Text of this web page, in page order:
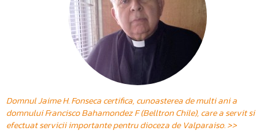
Domnul Jaime H. Fonseca certifica, cunoasterea de multi ani a
domnului Francisco Bahamondez F (Belltron Chile), care a servit si
efectuat servicii importante pentru dioceza de Valparaiso. >>